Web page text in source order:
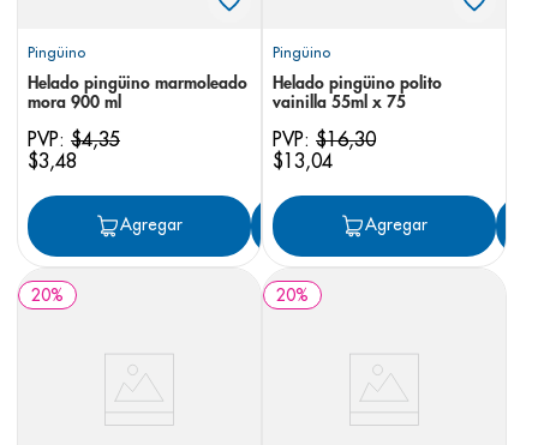
Pingüino
Helado pingüino marmoleado
mora 900 ml
PVP: $4,35
$3,48
Agregar Agregar
Pingüino
Helado pingüino polito
vainilla 55ml x 75
PVP: $16,30
$13,04
Agregar
20% 20%